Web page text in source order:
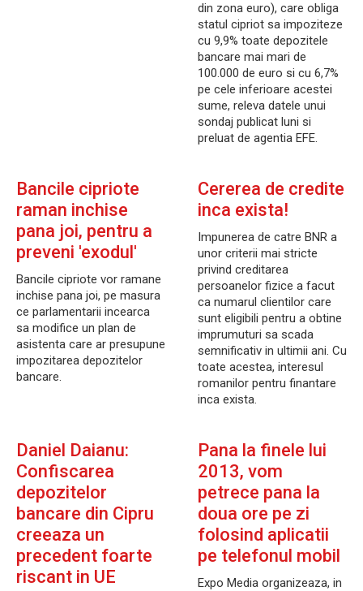
din zona euro), care obliga
statul cipriot sa impoziteze
cu 9,9% toate depozitele
bancare mai mari de
100.000 de euro si cu 6,7%
pe cele inferioare acestei
sume, releva datele unui
sondaj publicat luni si
preluat de agentia EFE.
Bancile cipriote
raman inchise
pana joi, pentru a
preveni 'exodul'
Bancile cipriote vor ramane
inchise pana joi, pe masura
ce parlamentarii incearca
sa modifice un plan de
asistenta care ar presupune
impozitarea depozitelor
bancare.
Cererea de credite
inca exista!
Impunerea de catre BNR a
unor criterii mai stricte
privind creditarea
persoanelor fizice a facut
ca numarul clientilor care
sunt eligibili pentru a obtine
imprumuturi sa scada
semnificativ in ultimii ani. Cu
toate acestea, interesul
romanilor pentru finantare
inca exista.
Daniel Daianu:
Confiscarea
depozitelor
bancare din Cipru
creeaza un
precedent foarte
riscant in UE
Pana la finele lui
2013, vom
petrece pana la
doua ore pe zi
folosind aplicatii
pe telefonul mobil
Expo Media organizeaza, in